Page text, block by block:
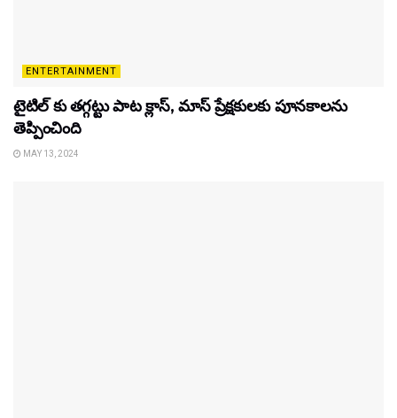
ENTERTAINMENT
టైటిల్‌ కు తగ్గట్టు పాట క్లాస్, మాస్ ప్రేక్షకులకు పూనకాలను
తెప్పించింది
MAY 13, 2024